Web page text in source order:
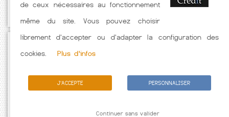
caractéristiques de l'emprunteur.
de ceux nécessaires au fonctionnement
même du site. Vous pouvez choisir
librement d'accepter ou d'adapter la configuration des
cookies.
Plus d'infos
J'ACCEPTE PERSONNALISER
Continuer sans valider